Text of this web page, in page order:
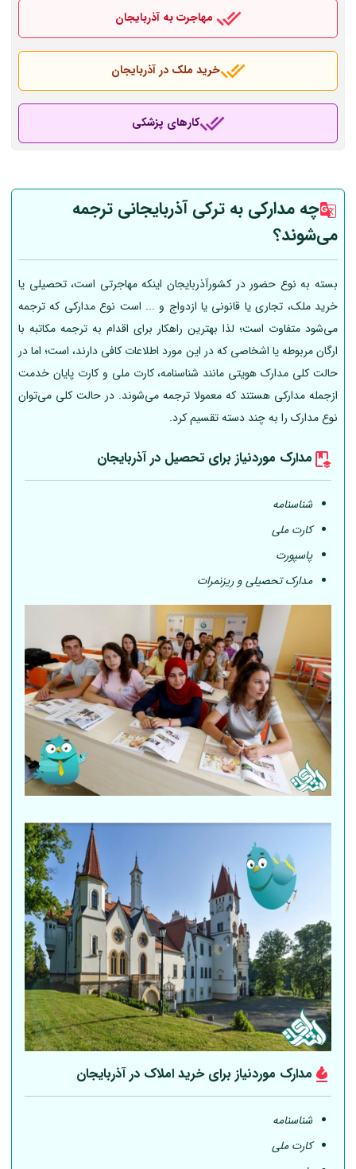
مهاجرت به آذربایجان
خرید ملک در آذربایجان
کارهای پزشکی
چه مدارکی به ترکی آذربایجانی ترجمه
می‌شوند؟
بسته به نوع حضور در کشورآذربایجان اینکه مهاجرتی است، تحصیلی یا
خرید ملک، تجاری یا قانونی یا ازدواج و ... است نوع مدارکی که ترجمه
می‌شود متفاوت است؛ لذا بهترین راهکار برای اقدام به ترجمه مکاتبه با
ارگان مربوطه یا اشخاصی که در این مورد اطلاعات کافی دارند، است؛ اما در
حالت کلی مدارک هویتی مانند شناسنامه، کارت ملی و کارت پایان خدمت
ازجمله مدارکی هستند که معمولا ترجمه می‌شوند. در حالت کلی می‌توان
نوع مدارک را به چند دسته تقسیم کرد.
مدارک موردنیاز برای تحصیل در آذربایجان
شناسنامه
کارت ملی
پاسپورت
مدارک تحصیلی و ریزنمرات
مدارک موردنیاز برای خرید املاک در آذربایجان
شناسنامه
کارت ملی